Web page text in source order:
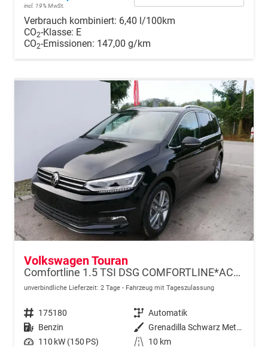
incl. 19% MwSt.
Verbrauch kombiniert: 6,40 l/100km
CO2-Klasse: E
CO2-Emissionen: 147,00 g/km
Volkswagen Touran
Comfortline 1.5 TSI DSG COMFORTLINE*ACC*LED*PDC*KAMERA*NAVI*SHZ* 7-SITZER 17-ZOLL
unverbindliche Lieferzeit: 2 Tage Fahrzeug mit Tageszulassung
Fahrzeugnr. 175180 Getriebe Automatik
Kraftstoff Benzin Außenfarbe
Grenadilla Schwarz Metallic
Leistung 110 kW (150 PS) Kilometerstand
10 km